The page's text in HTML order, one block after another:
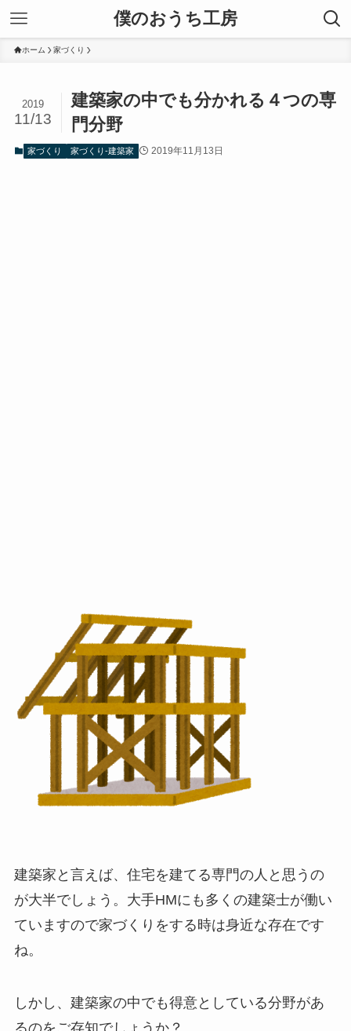
僕のおうち工房
ホーム 家づくり
建築家の中でも分かれる４つの専
門分野
2019
11/13
家づくり 家づくり-建築家 2019年11月13日
建築家と言えば、住宅を建てる専門の人と思うの
が大半でしょう。大手HMにも多くの建築士が働い
ていますので家づくりをする時は身近な存在です
ね。
しかし、建築家の中でも得意としている分野があ